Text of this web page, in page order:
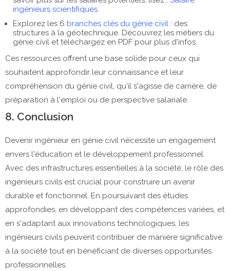
ingénieurs scientifiques.
Explorez les 6 branches clés du génie civil : des
structures à la géotechnique. Découvrez les métiers du
génie civil et téléchargez en PDF pour plus d'infos.
Ces ressources offrent une base solide pour ceux qui
souhaitent approfondir leur connaissance et leur
compréhension du génie civil, qu'il s'agisse de carrière, de
préparation à l'emploi ou de perspective salariale.
8. Conclusion
Devenir ingénieur en génie civil nécessite un engagement
envers l'éducation et le développement professionnel.
Avec des infrastructures essentielles à la société, le rôle des
ingénieurs civils est crucial pour construire un avenir
durable et fonctionnel. En poursuivant des études
approfondies, en développant des compétences variées, et
en s'adaptant aux innovations technologiques, les
ingénieurs civils peuvent contribuer de manière significative
à la société tout en bénéficiant de diverses opportunités
professionnelles.